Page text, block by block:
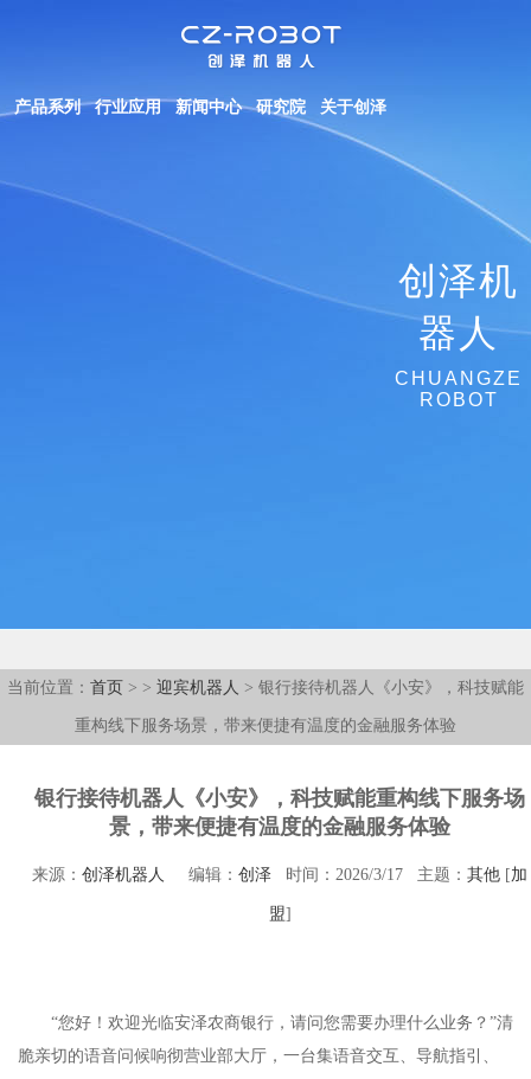
产品系列 行业应用 新闻中心 研究院 关于创泽
创泽机
器人
CHUANGZE
ROBOT
当前位置： 首页 > > 迎宾机器人 > 银行接待机器人《小安》，科技赋能
重构线下服务场景，带来便捷有温度的金融服务体验
银行接待机器人《小安》，科技赋能重构线下服务场
景，带来便捷有温度的金融服务体验
来源： 创泽机器人 编辑： 创泽 时间：2026/3/17 主题： 其他 [加
盟]
“您好！欢迎光临安泽农商银行，请问您需要办理什么业务？”清
脆亲切的语音问候响彻营业部大厅，一台集语音交互、导航指引、